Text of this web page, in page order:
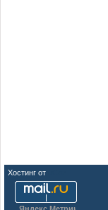
Хостинг от